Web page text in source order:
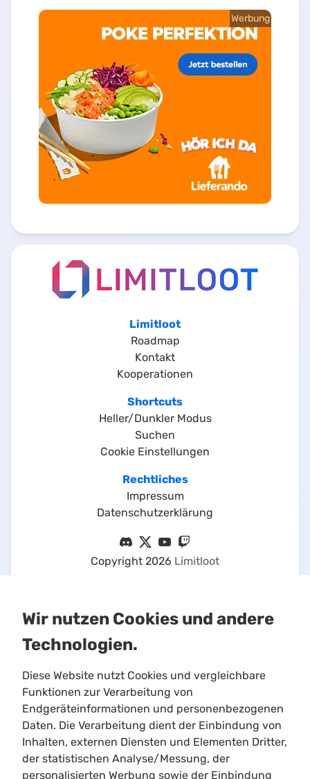
Werbung
Limitloot
Roadmap
Kontakt
Kooperationen
Shortcuts
Heller/Dunkler Modus
Suchen
Cookie Einstellungen
Rechtliches
Impressum
Datenschutzerklärung
Copyright 2026 Limitloot
This is an unofficial Star Citizen fansite, not
affiliated with the Cloud Imperium group of
companies. All content on this site not authored
Wir nutzen Cookies und andere
Technologien.
Diese Website nutzt Cookies und vergleichbare
Funktionen zur Verarbeitung von
Endgeräteinformationen und personenbezogenen
Daten. Die Verarbeitung dient der Einbindung von
Inhalten, externen Diensten und Elementen Dritter,
der statistischen Analyse/Messung, der
personalisierten Werbung sowie der Einbindung